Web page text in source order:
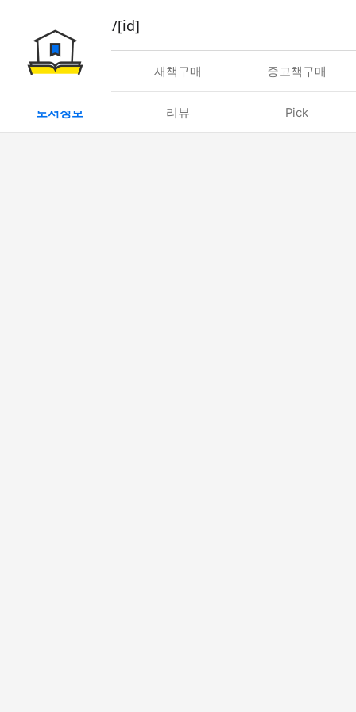
book/rent/[id]
대여 새책구매 중고책구매
도서정보 리뷰 Pick